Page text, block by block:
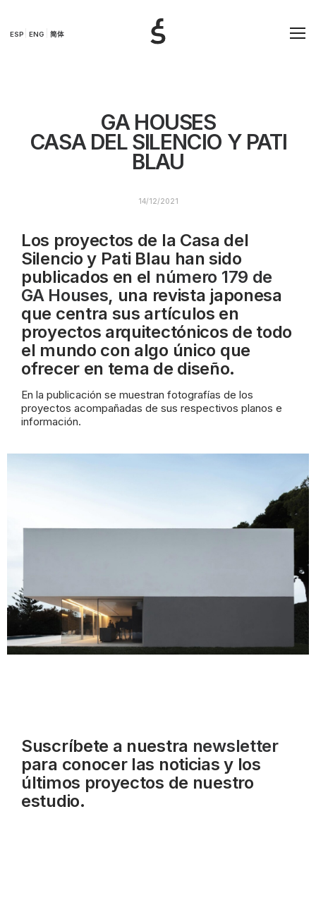
ESP ENG 简体
GA HOUSES
CASA DEL SILENCIO Y PATI
BLAU
14/12/2021
Los proyectos de la Casa del
Silencio y Pati Blau han sido
publicados en el número 179 de
GA Houses, una revista japonesa
que centra sus artículos en
proyectos arquitectónicos de todo
el mundo con algo único que
ofrecer en tema de diseño.
En la publicación se muestran fotografías de los
proyectos acompañadas de sus respectivos planos e
información.
Suscríbete a nuestra newsletter
para conocer las noticias y los
últimos proyectos de nuestro
estudio.